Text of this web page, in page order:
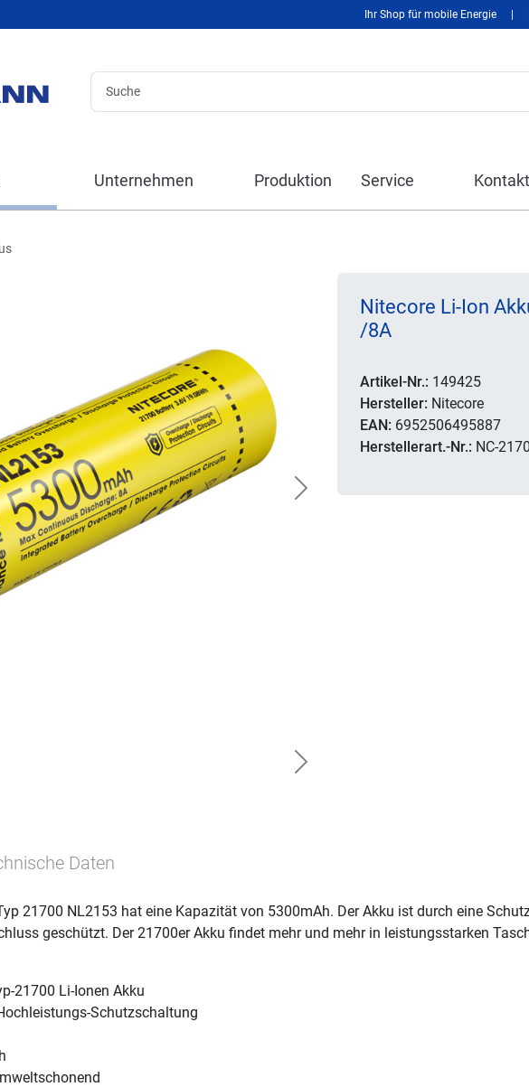
Ihr Shop für mobile Energie
Unternehmen Produktion Service Kontakt
Next
Next
Nitecore Li-Ion
/8A
Artikel-Nr.: 149425
Hersteller: Nitecore
EAN: 6952506495887
Herstellerart.-Nr.: NC-
Daten
21700 NL2153 hat eine Kapazität von 5300mAh. Der Akku ist durch eine
geschützt. Der 21700er Akku findet mehr und mehr in leistungsstarken
21700 Li-Ionen Akku
Schutzschaltung